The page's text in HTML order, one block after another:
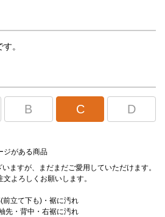
。
B C D
ジがある商品
ますが、まだまだご愛用していただけます。
よろしくお願いします。
前立て下も)・裾に汚れ
先・背中・右裾に汚れ